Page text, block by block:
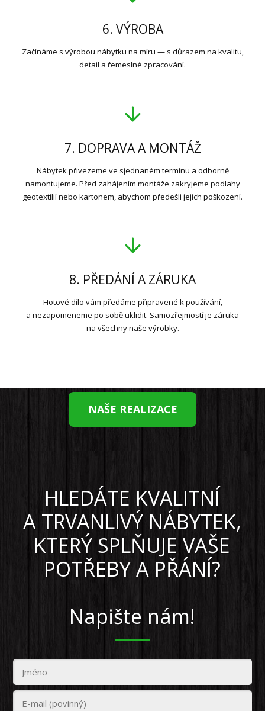
6. VÝROBA
Začínáme s výrobou nábytku na míru — s důrazem na kvalitu,
detail a řemeslné zpracování.
7. DOPRAVA A MONTÁŽ
Nábytek přivezeme ve sjednaném termínu a odborně
namontujeme. Před zahájením montáže zakryjeme podlahy
geotextilií nebo kartonem, abychom předešli jejich poškození.
8. PŘEDÁNÍ A ZÁRUKA
Hotové dílo vám předáme připravené k používání,
a nezapomeneme po sobě uklidit. Samozřejmostí je záruka
na všechny naše výrobky.
NAŠE REALIZACE
HLEDÁTE KVALITNÍ
A TRVANLIVÝ NÁBYTEK,
KTERÝ SPLŇUJE VAŠE
POTŘEBY A PŘÁNÍ?
Napište nám!